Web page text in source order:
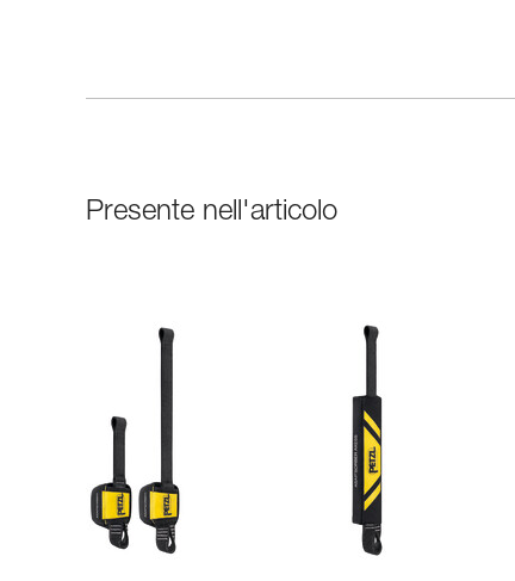
Presente nell'articolo